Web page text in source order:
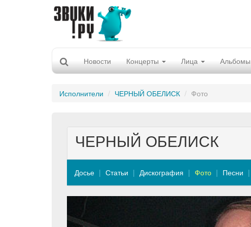
Новости Концерты Лица Альбомы
Исполнители ЧЕРНЫЙ ОБЕЛИСК Фото
ЧЕРНЫЙ ОБЕЛИСК
Досье Статьи Дискография Фото Песни